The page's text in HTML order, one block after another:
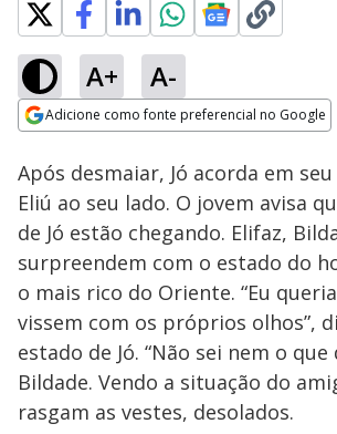
A+ A-
Adicione como fonte preferencial no Google
Raquel
Ativar
Loaded
63.68%
Após desmaiar, Jó acorda em
Eliú ao seu lado. O jovem avisa
de Jó estão chegando. Elifaz,
surpreendem com o estado do
o mais rico do Oriente. “Eu
vissem com os próprios olhos”,
estado de Jó. “Não sei nem o
Bildade. Vendo a situação do
rasgam as vestes, desolados.